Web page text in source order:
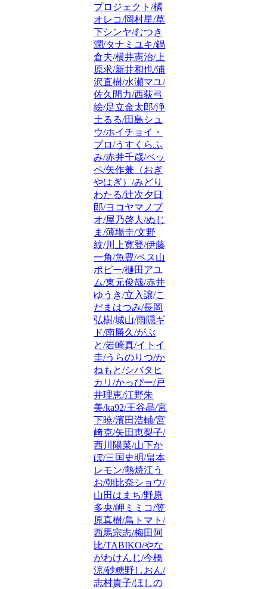
プロジェクト/橘
オレコ/岡村星/草
下シンヤ/むつき
潤/タナミユキ/鍋
倉夫/横井憲治/上
原求/新井和也/浦
沢直樹/水瀬マユ/
佐久間力/西荻弓
絵/足立金太郎/浄
土るる/田島シュ
ウ/ホイチョイ・
プロ/うすくらふ
み/赤井千歳/ペッ
ペ/矢作兼（おぎ
やはぎ）/みどり
わたる/辻次夕日
郎/ヨコヤマノブ
オ/屋乃啓人/ぬじ
ま/薄場圭/文野
紋/川上寛登/伊藤
一角/魚豊/ペス山
ポピー/樋田アユ
ム/東元俊哉/赤井
ゆうき/立入譲/こ
だまはつみ/長岡
弘樹/城山/雨隠ギ
ド/南勝久/がぶ
と/岩崎真/イトイ
圭/うらのりつ/か
ねもと/シバタヒ
カリ/かっぴー/戸
井理恵/江野朱
美/ka92/王谷晶/宮
下暁/濱田浩輔/宮
﨑克/矢田恵梨子/
西川陽菜/山下か
ぼ/三国史明/畠本
レモン/熱焼江う
お/朝比奈ショウ/
山田はまち/野原
多央/岬ミミコ/笠
原真樹/鳥トマト/
西馬宗志/梅田阿
比/TABIKO/やな
がわけんじ/今橋
涼/砂糖野しおん/
志村貴子/ほしの